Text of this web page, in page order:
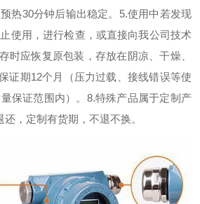
热30分钟后输出稳定。5.使用中若发现
使用，进行检查，或直接向我公司技术
时应恢复原包装，存放在阴凉、干燥、
证期12个月（压力过载、接线错误等使
保证范围内）。8.特殊产品属于定制产
，定制有货期，不退不换。